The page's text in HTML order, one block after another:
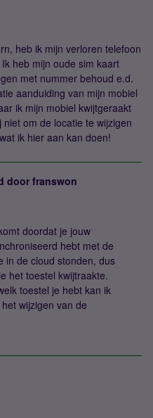
heb ik mijn verloren telefoon
heb mijn oude sim kaart
met nummer behoud e.d.
aanduiding van mijn mobiel
ik mijn mobiel kwijtgeraakt
om de locatie te wijzigen
ik hier aan kan doen!
door franswon
doordat je jouw
hebt met de
in de cloud stonden, dus
het toestel kwijtraakte.
toestel je hebt kan ik
wijzigen van de